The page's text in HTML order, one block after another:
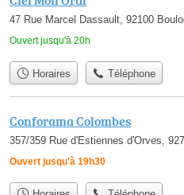
47 Rue Marcel Dassault, 92100
Ouvert jusqu'à 20h
Horaires Téléphone
Conforama Colombes
357/359 Rue d'Estiennes d'Orves,
Ouvert jusqu'à 19h30